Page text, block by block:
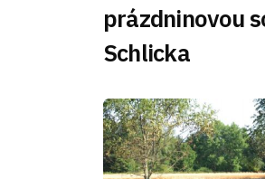
prázdninovou
Schlicka